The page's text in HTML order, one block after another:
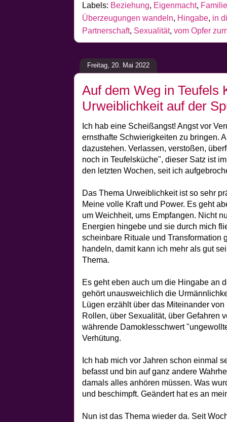
Labels: Beziehung, Eigenmacht,
Überzeugungen wandeln, Hingabe, in
Partnerschaft, Sexualität, vom Opfer
Freitag, 20. Mai 2022
Auf dem Weg in Teufels
Urweiblichkeit auf der
Ich hab eine Scheißangst! Angst vor
ernsthafte Schwierigkeiten zu bringen.
dazustehen. Verlassen, verstoßen,
noch in Teufelsküche", dieser Satz ist
den letzten Wochen, seit ich
Das Thema Urweiblichkeit ist so sehr
Meine volle Kraft und Power. Es geht
um Weichheit, ums Empfangen. Nicht
Energien hingebe und sie durch mich
scheinbare Rituale und Transformation
handeln, damit kann ich mehr als gut
Thema.
Es geht eben auch um die Hingabe an
gehört unausweichlich die
Lügen erzählt über das Miteinander
Rollen, über Sexualität, über Gefahren
währende Damoklesschwert
Verhütung.
Ich hab mich vor Jahren schon einmal
befasst und bin auf ganz andere
damals alles anhören müssen. Was
und beschimpft. Geändert hat es an
Nun ist das Thema wieder da. Seit